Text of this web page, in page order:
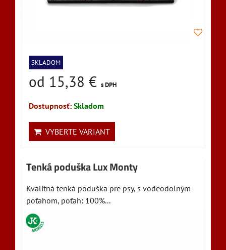
SKLADOM
od 15,38 € s DPH
Dostupnosť: Skladom
VYBERTE VARIANT
Tenká poduška Lux Monty
Kvalitná tenká poduška pre psy, s vodeodolným
poťahom, poťah: 100%...